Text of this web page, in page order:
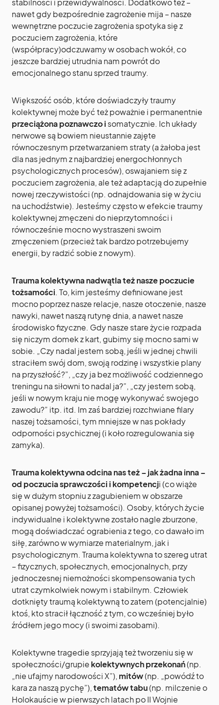
stabilności i przewidywalności. Dodatkowo też –
nawet gdy bezpośrednie zagrożenie mija – nasze
wewnętrzne poczucie zagrożenia spotyka się z
poczuciem zagrożenia, które
(współpracy)odczuwamy w osobach wokół, co
jeszcze bardziej utrudnia nam powrót do
emocjonalnego stanu sprzed traumy.
Większość osób, które doświadczyły traumy
kolektywnej może być też poważnie i permanentnie
przeciążona poznawczo i somatycznie. Ich układy
nerwowe są bowiem nieustannie zajęte
równoczesnym przetwarzaniem straty (a żałoba jest
dla nas jednym z najbardziej energochłonnych
psychologicznych procesów), oswajaniem się z
poczuciem zagrożenia, ale też adaptacją do zupełnie
nowej rzeczywistości (np. odnajdowania się w życiu
na uchodźstwie). Jesteśmy często w efekcie traumy
kolektywnej zmęczeni do nieprzytomności i
równocześnie mocno wystraszeni swoim
zmęczeniem (przecież tak bardzo potrzebujemy
energii, by radzić sobie z nowym).
Trauma kolektywna nadwątla też nasze poczucie
tożsamości. To, kim jesteśmy definiowane jest
mocno poprzez nasze relacje, nasze otoczenie, nasze
nawyki, nawet naszą rutynę dnia, a nawet nasze
środowisko fizyczne. Gdy nasze stare życie rozpada
się niczym domek z kart, gubimy się mocno sami w
sobie. „Czy nadal jestem sobą, jeśli w jednej chwili
straciłem swój dom, swoją rodzinę i wszystkie plany
na przyszłość?”, „czy ja bez możliwość codziennego
treningu na siłowni to nadal ja?”, „czy jestem sobą,
jeśli w nowym kraju nie mogę wykonywać swojego
zawodu?” itp. itd. Im zaś bardziej rozchwiane filary
naszej tożsamości, tym mniejsze w nas pokłady
odporności psychicznej (i koło rozregulowania się
zamyka).
Trauma kolektywna odcina nas też – jak żadna inna –
od poczucia sprawczości i kompetencji (co wiąże
się w dużym stopniu z zagubieniem w obszarze
opisanej powyżej tożsamości). Osoby, których życie
indywidualne i kolektywne zostało nagle zburzone,
mogą doświadczać ograbienia z tego, co dawało im
siłę, zarówno w wymiarze materialnym, jak i
psychologicznym. Trauma kolektywna to szereg utrat
– fizycznych, społecznych, emocjonalnych, przy
jednoczesnej niemożności skompensowania tych
utrat czymkolwiek nowym i stabilnym. Człowiek
dotknięty traumą kolektywną to zatem (potencjalnie)
ktoś, kto stracił łączność z tym, co wcześniej było
źródłem jego mocy (i swoimi zasobami).
Kolektywne tragedie sprzyjają też tworzeniu się w
społeczności/grupie kolektywnych przekonań(np.
„nie ufajmy narodowości X”), mitów(np. „powódź to
kara za naszą pychę”),tematów tabu(np. milczenie o
Holokauście w pierwszych latach po II Wojnie